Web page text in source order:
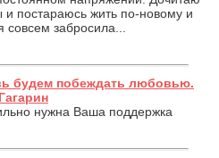
постараюсь жить по-новому и
забросила...
будем побеждать любовью.
нужна Ваша поддержка